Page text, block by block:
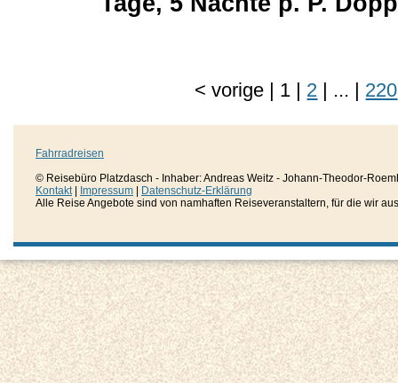
<vorige | 1 | 2 | ... | 220
Fahrradreisen
© Reisebüro Platzdasch - Inhaber: Andreas Weitz - Johann-Theodor-
Kontakt| Impressum
Datenschutz-Erklärung
Alle Reise Angebote sind von namhaften Reiseveranstaltern, für die wir